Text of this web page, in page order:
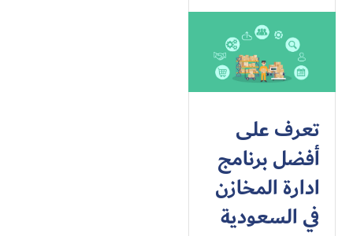
تعرف على
أفضل برنامج
ادارة المخازن
في السعودية